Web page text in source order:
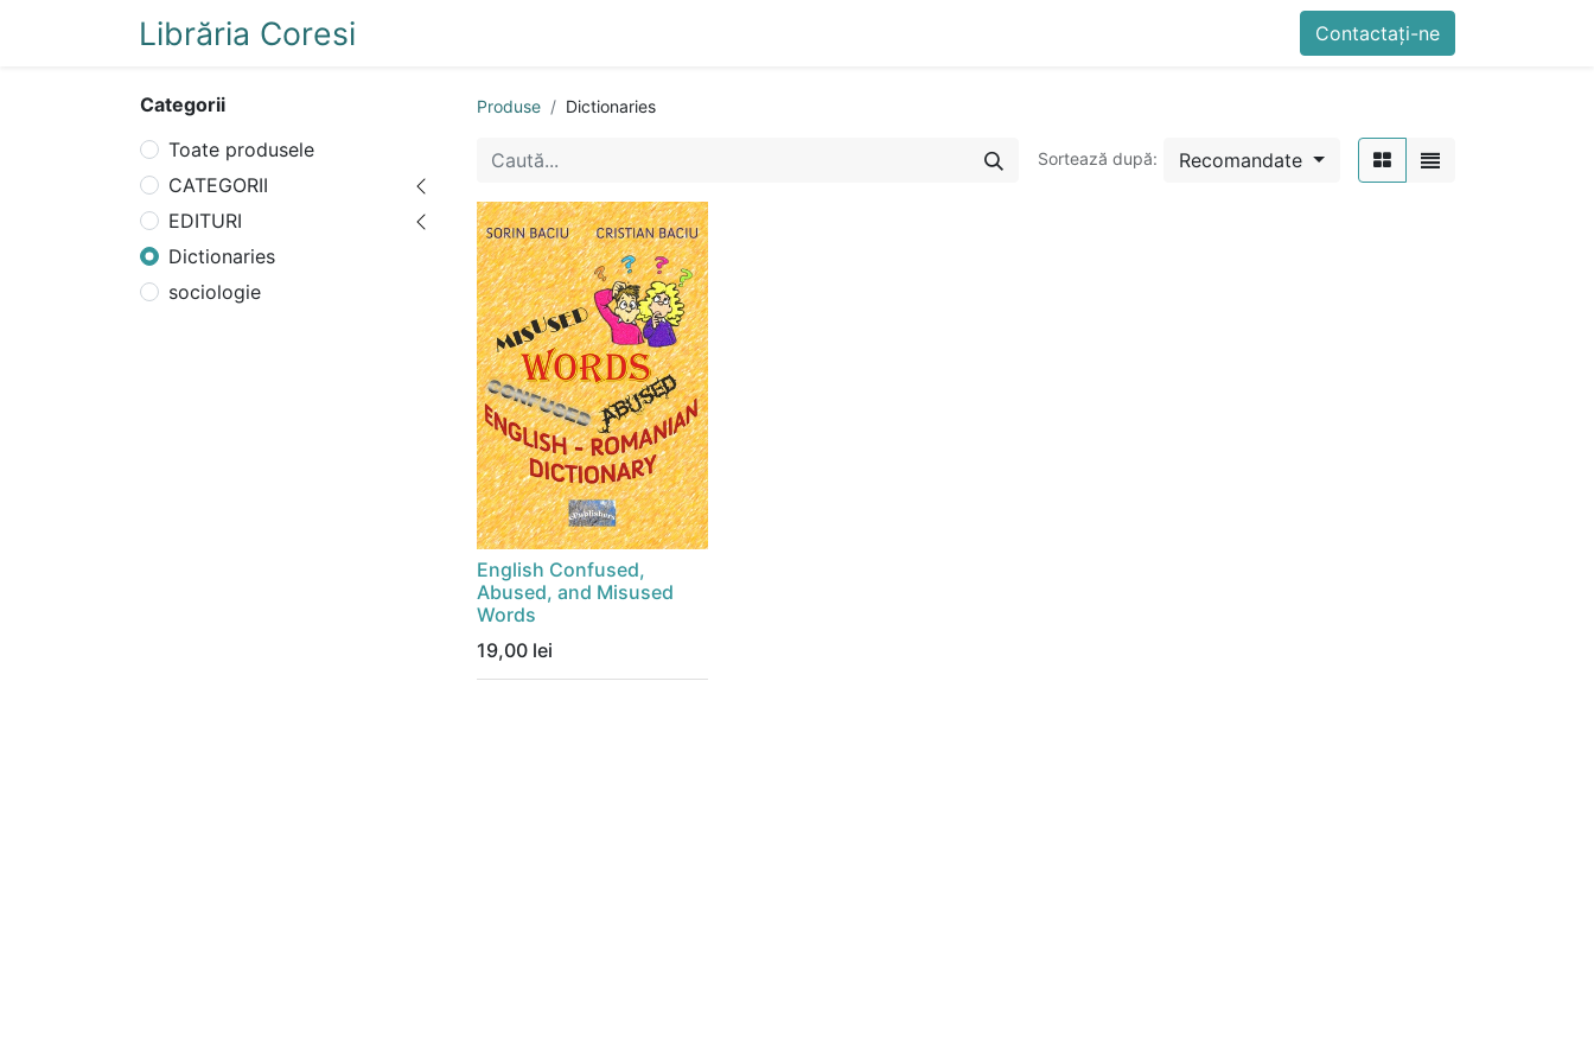
Librăria Coresi Contactați-ne Generator QR
Contactați-ne
Categorii
Toate produsele
CATEGORII
EDITURI
Dictionaries
sociologie
Produse Dictionaries
Sortează după: Recomandate
English Confused,
Abused, and Misused
Words
19,00 lei